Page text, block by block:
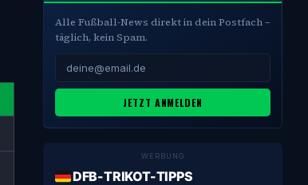
Alle Fußball-News direkt in dein Postfach –
täglich, kein Spam.
JETZT ANMELDEN
WERBUNG
DFB-TRIKOT-TIPPS